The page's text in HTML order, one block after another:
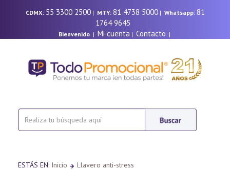
CDMX: 55 3300 2500| MTY: 81 4738 5000| Whatsapp: 81
1764 9645
Bienvenido| Mi cuenta | Contacto |
ESTÁS EN: Inicio Llavero anti-stress